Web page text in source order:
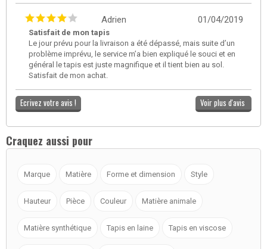
01/04/2019
Adrien
Satisfait de mon tapis
Le jour prévu pour la livraison a été dépassé, mais suite d’un
problème imprévu, le service m’a bien expliqué le souci et en
général le tapis est juste magnifique et il tient bien au sol.
Satisfait de mon achat.
Ecrivez votre avis ! Voir plus d'avis
Craquez aussi pour
Marque Matière Forme et dimension Style
Hauteur Pièce Couleur Matière animale
Matière synthétique Tapis en laine Tapis en viscose